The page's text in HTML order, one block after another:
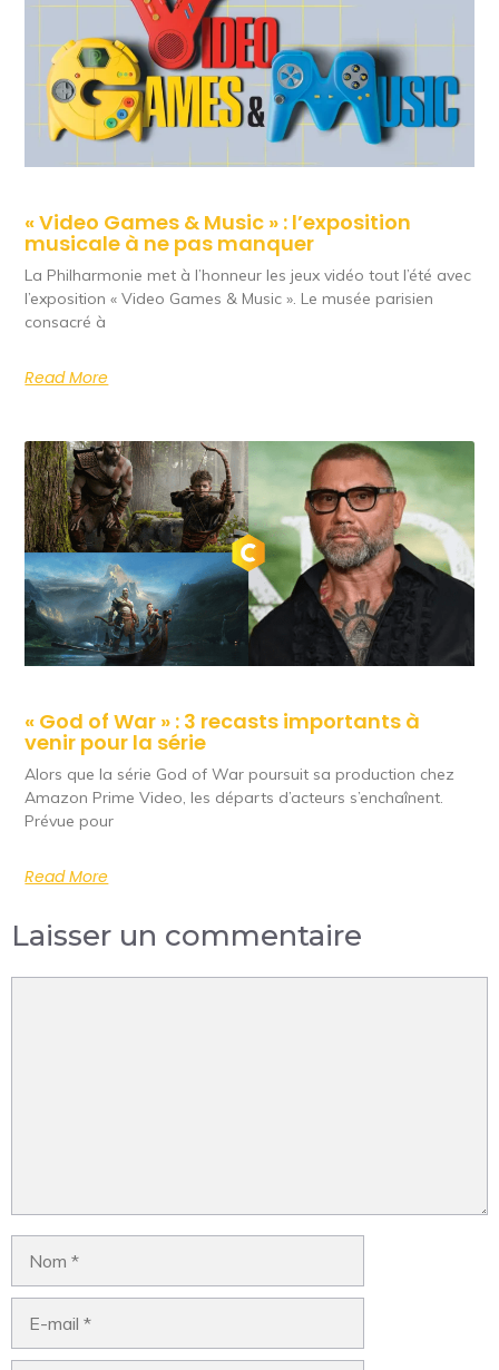
« Video Games & Music » : l’exposition
musicale à ne pas manquer
La Philharmonie met à l’honneur les jeux vidéo tout l’été avec
l’exposition « Video Games & Music ». Le musée parisien
consacré à
Read More
« God of War » : 3 recasts importants à
venir pour la série
Alors que la série God of War poursuit sa production chez
Amazon Prime Video, les départs d’acteurs s’enchaînent.
Prévue pour
Read More
Laisser un commentaire